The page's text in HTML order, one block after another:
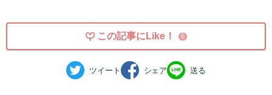
この記事にLike！ 6
ツイート シェア 送る